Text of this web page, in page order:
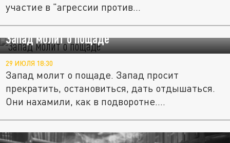
участие в "агрессии против...
Запад молит о пощаде
29 ИЮЛЯ 18:30
Запад молит о пощаде. Запад просит
прекратить, остановиться, дать отдышаться.
Они нахамили, как в подворотне....